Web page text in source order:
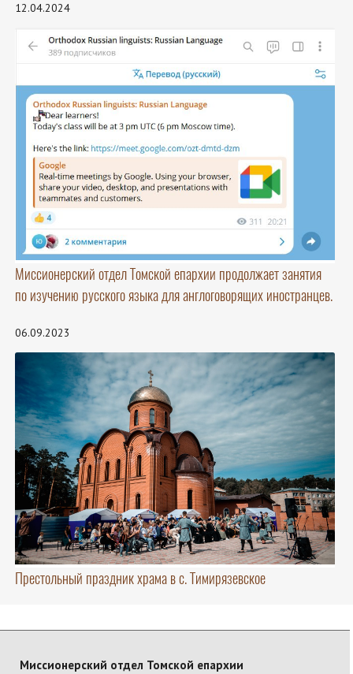
12.04.2024
Миссионерский отдел Томской епархии продолжает занятия
по изучению русского языка для англоговорящих иностранцев.
06.09.2023
Престольный праздник храма в с. Тимирязевское
Миссионерский отдел Томской епархии